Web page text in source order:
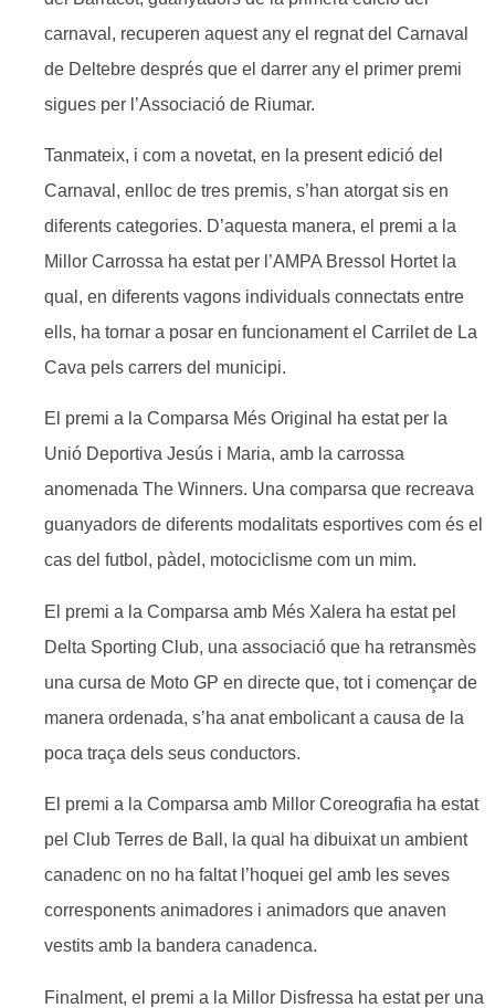
carnaval, recuperen aquest any el regnat del Carnaval
de Deltebre després que el darrer any el primer premi
sigues per l’Associació de Riumar.
Tanmateix, i com a novetat, en la present edició del
Carnaval, enlloc de tres premis, s’han atorgat sis en
diferents categories. D’aquesta manera, el premi a la
Millor Carrossa ha estat per l’AMPA Bressol Hortet la
qual, en diferents vagons individuals connectats entre
ells, ha tornar a posar en funcionament el Carrilet de La
Cava pels carrers del municipi.
El premi a la Comparsa Més Original ha estat per la
Unió Deportiva Jesús i Maria, amb la carrossa
anomenada The Winners. Una comparsa que recreava
guanyadors de diferents modalitats esportives com és el
cas del futbol, pàdel, motociclisme com un mim.
El premi a la Comparsa amb Més Xalera ha estat pel
Delta Sporting Club, una associació que ha retransmès
una cursa de Moto GP en directe que, tot i començar de
manera ordenada, s’ha anat embolicant a causa de la
poca traça dels seus conductors.
El premi a la Comparsa amb Millor Coreografia ha estat
pel Club Terres de Ball, la qual ha dibuixat un ambient
canadenc on no ha faltat l’hoquei gel amb les seves
corresponents animadores i animadors que anaven
vestits amb la bandera canadenca.
Finalment, el premi a la Millor Disfressa ha estat per una